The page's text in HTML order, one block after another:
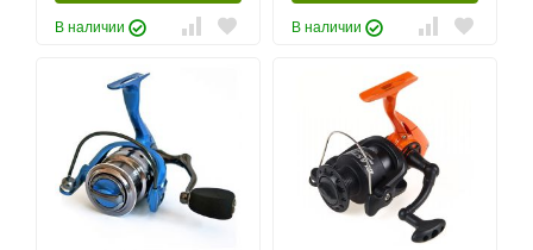
В наличии В наличии